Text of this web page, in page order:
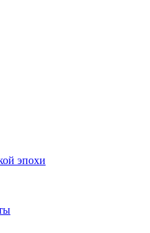
эпохи